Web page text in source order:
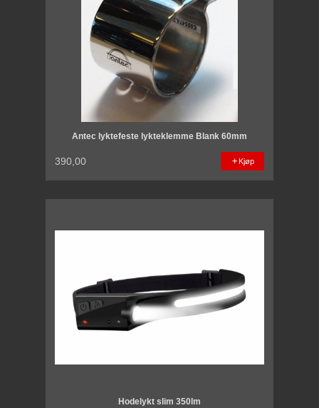
Antec lyktefeste lykteklemme Blank 60mm
390,00 Kjøp
Hodelykt slim 350lm